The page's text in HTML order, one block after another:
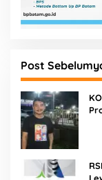
Post